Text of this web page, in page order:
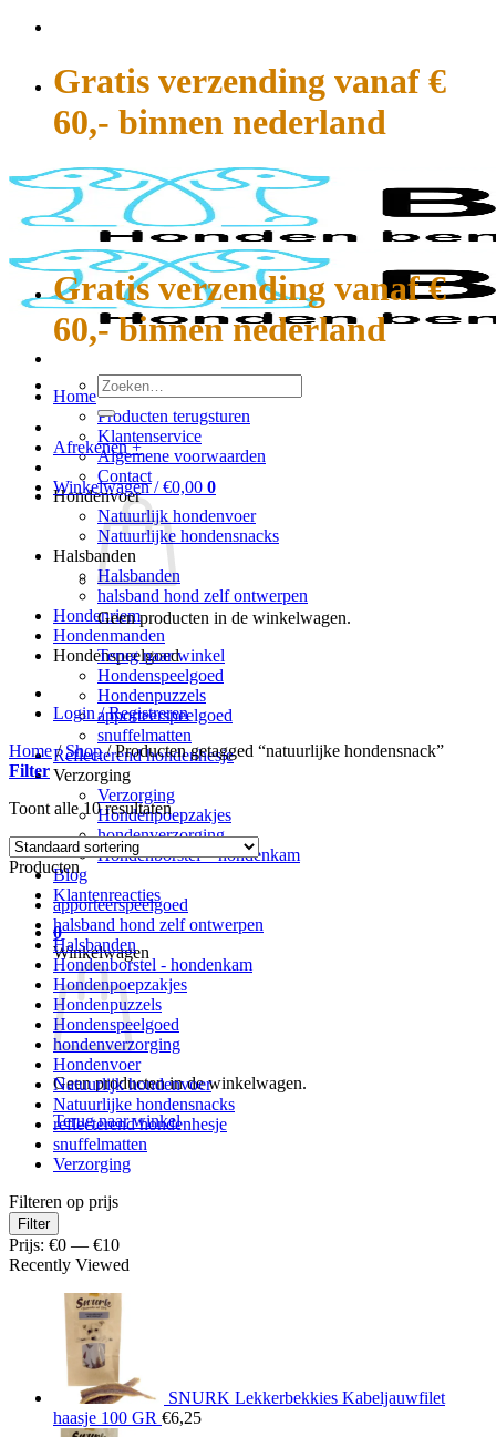
Gratis verzending vanaf €
60,- binnen nederland
Home
Producten terugsturen
Klantenservice
Algemene voorwaarden
Contact
Hondenvoer
Natuurlijk hondenvoer
Natuurlijke hondensnacks
Halsbanden
Halsbanden
halsband hond zelf ontwerpen
Hondenriem
Hondenmanden
Hondenspeelgoed
Hondenspeelgoed
Hondenpuzzels
apporteerspeelgoed
snuffelmatten
Reflecterend hondenhesje
Verzorging
Verzorging
Hondenpoepzakjes
hondenverzorging
Hondenborstel – hondenkam
Blog
Klantenreacties
0
Winkelwagen
Geen producten in de winkelwagen.
Terug naar winkel
Gratis verzending vanaf €
60,- binnen nederland
Zoeken
naar:
Afrekenen +
Winkelwagen /€0,00 0
Geen producten in de winkelwagen.
Terug naar winkel
Login / Registreren
Home / Shop /Producten getagged “natuurlijke hondensnack”
Filter
Toont alle 10 resultaten
Producten
apporteerspeelgoed
halsband hond zelf ontwerpen
Halsbanden
Hondenborstel - hondenkam
Hondenpoepzakjes
Hondenpuzzels
Hondenspeelgoed
hondenverzorging
Hondenvoer
Natuurlijk hondenvoer
Natuurlijke hondensnacks
reflecterend hondenhesje
snuffelmatten
Verzorging
Filteren op prijs
Min.
prijs
Max.
prijs
Filter
Prijs: €0 — €10
Recently Viewed
SNURK Lekkerbekkies Kabeljauwfilet
haasje 100 GR €6,25